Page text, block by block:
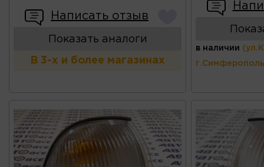
Написать отзыв
Показать аналоги
В 3-х и более магазинах
в наличии